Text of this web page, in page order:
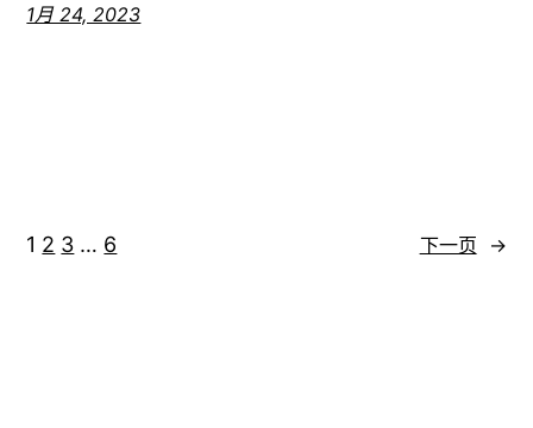
1月 24, 2023
1 2 3 … 6 下一页 →